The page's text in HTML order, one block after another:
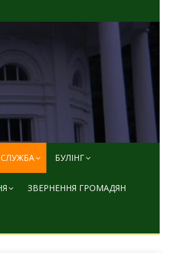
БУЛІНГ
ЗВЕРНЕННЯ ГРОМАДЯН